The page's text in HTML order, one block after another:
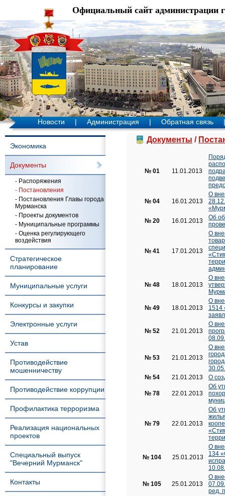
Официальный сайт администрации
Новости | Администрация | Обратная связь |
Экономика
Документы
- Распоряжения
- Постановления
- Постановления Главы города
Мурманска
- Проекты документов
- Муниципальные программы
- Оценка регулирующего
воздействия
Стратегическое
планирование
Муниципальные услуги
Конкурсы и закупки
Электронные услуги
Устав
Противодействие
мошенничеству
Противодействие коррупции
Профилактика терроризма
Реализация национальных
проектов
Специальный выпуск
"Вечерний Мурманск"
Контакты
Документы /
№ 01 11.01.2013
№ 04 16.01.2013
О
№ 20
16.01.2013
Об
№ 41 17.01.2013
О
№ 48 18.01.2013
О
№ 49 18.01.2013
О
1514
№ 52 21.01.2013
О
№ 53 21.01.2013
О
№ 54
21.01.2013 О
№ 78 22.01.2013
Об
№ 79 22.01.2013
Об
№ 104 25.01.2013
О
134
№ 105 25.01.2013
О
ред.